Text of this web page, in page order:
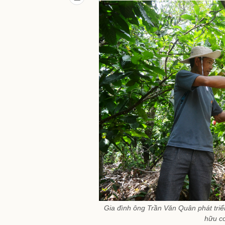
Gia đình ông Trần Văn Quân phát
hữu